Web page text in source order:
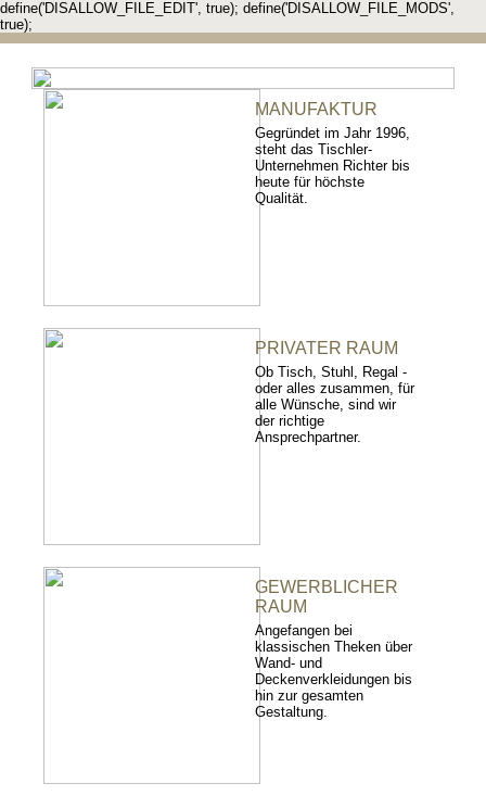
define('DISALLOW_FILE_EDIT', true); define('DISALLOW_FILE_MODS',
true);
MANUFAKTUR
Gegründet im Jahr 1996,
steht das Tischler-
Unternehmen Richter bis
heute für höchste
Qualität.
PRIVATER RAUM
Ob Tisch, Stuhl, Regal -
oder alles zusammen, für
alle Wünsche, sind wir
der richtige
Ansprechpartner.
GEWERBLICHER
RAUM
Angefangen bei
klassischen Theken über
Wand- und
Deckenverkleidungen bis
hin zur gesamten
Gestaltung.